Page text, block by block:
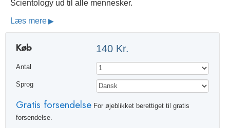
Scientology ud til alle mennesker.
Læs mere
Køb 140 Kr.
Antal
Sprog
Gratis forsendelseFor øjeblikket berettiget til gratis
forsendelse.